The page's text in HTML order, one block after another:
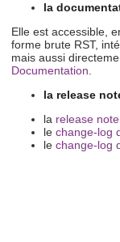
la
Elle est accessible,
forme brute RST,
mais aussi
Documentation
la release
la release
le change-log
le change-log